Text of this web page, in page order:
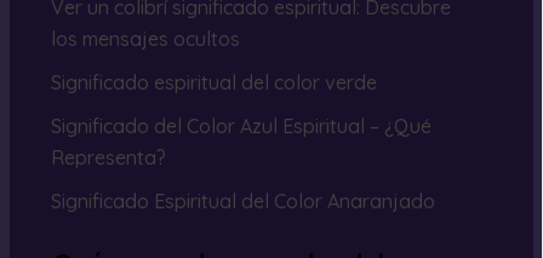
Ver un colibrí significado espiritual: Descubre
los mensajes ocultos
Significado espiritual del color verde
Significado del Color Azul Espiritual – ¿Qué
Representa?
Significado Espiritual del Color Anaranjado